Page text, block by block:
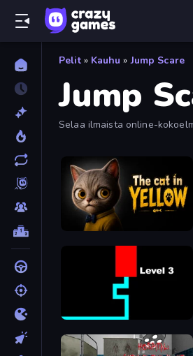
Pelit » Kauhu » Jump Scare
Jump
Selaa ilmaista online-
The Cat in Yellow
Scary Maze